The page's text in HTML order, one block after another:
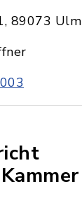
89073 Ulm